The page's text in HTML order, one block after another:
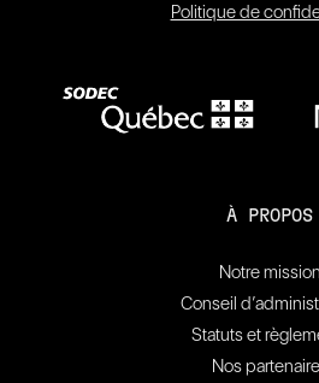
Politique de
À PROPOS
Notre mission
Conseil
Statuts et
Nos